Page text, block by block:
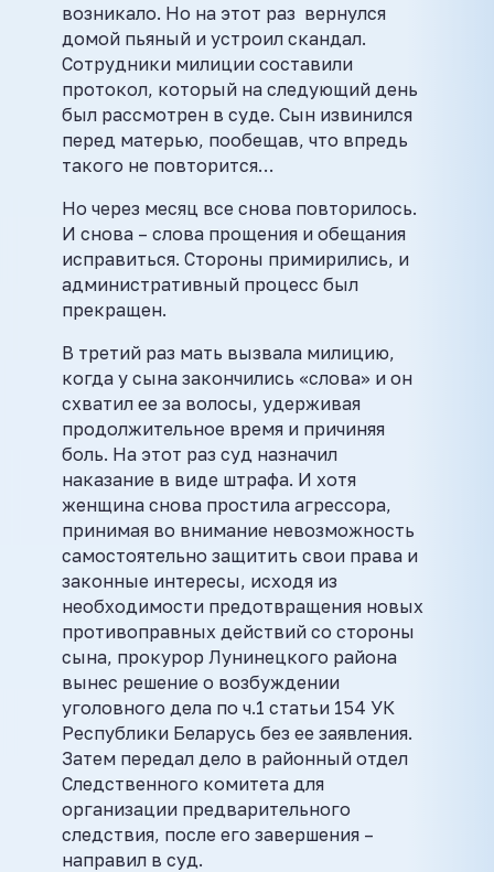
возникало. Но на этот раз вернулся
домой пьяный и устроил скандал.
Сотрудники милиции составили
протокол, который на следующий день
был рассмотрен в суде. Сын извинился
перед матерью, пообещав, что впредь
такого не повторится…
Но через месяц все снова повторилось.
И снова – слова прощения и обещания
исправиться. Стороны примирились, и
административный процесс был
прекращен.
В третий раз мать вызвала милицию,
когда у сына закончились «слова» и он
схватил ее за волосы, удерживая
продолжительное время и причиняя
боль. На этот раз суд назначил
наказание в виде штрафа. И хотя
женщина снова простила агрессора,
принимая во внимание невозможность
самостоятельно защитить свои права и
законные интересы, исходя из
необходимости предотвращения новых
противоправных действий со стороны
сына, прокурор Лунинецкого района
вынес решение о возбуждении
уголовного дела по ч.1 статьи 154 УК
Республики Беларусь без ее заявления.
Затем передал дело в районный отдел
Следственного комитета для
организации предварительного
следствия, после его завершения –
направил в суд.